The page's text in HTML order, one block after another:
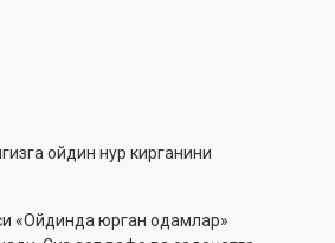
ойдин нур кирганини
«Ойдинда юрган одамлар»